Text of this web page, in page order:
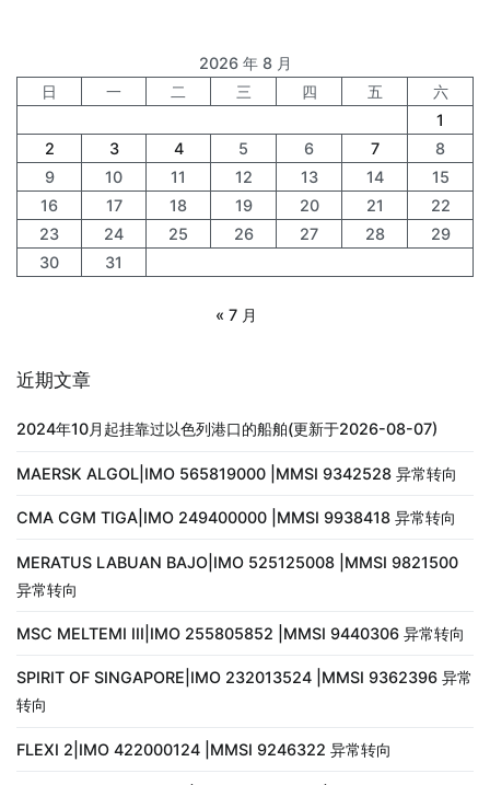
2026 年 8 月
日
一 二 三 四 五
六
1
2
3 4 5 6 7
8
9
10 11 12 13 14
15
16
17 18 19 20 21
22
23
24 25 26 27 28
29
30
31
« 7 月
近期文章
2024年10月起挂靠过以色列港口的船舶(更新于2026-08-07)
MAERSK ALGOL|IMO 565819000 |MMSI 9342528 异常转向
CMA CGM TIGA|IMO 249400000 |MMSI 9938418 异常转向
MERATUS LABUAN BAJO|IMO 525125008 |MMSI 9821500
异常转向
MSC MELTEMI III|IMO 255805852 |MMSI 9440306 异常转向
SPIRIT OF SINGAPORE|IMO 232013524 |MMSI 9362396 异常
转向
FLEXI 2|IMO 422000124 |MMSI 9246322 异常转向